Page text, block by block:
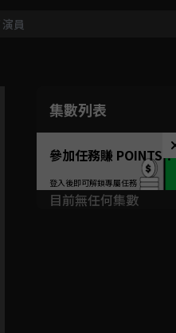
集數列表
參加任務賺 POINTS！
目前無任何集數